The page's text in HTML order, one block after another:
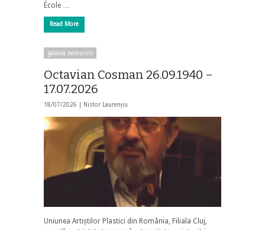
École …
Read More
galaxia nemuririi
Octavian Cosman 26.09.1940 –
17.07.2026
18/07/2026 | Nistor Laurențiu
Uniunea Artiștilor Plastici din România, Filiala Cluj,